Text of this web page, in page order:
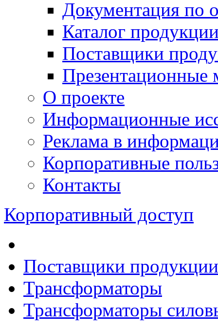
Документация по
Каталог
Поставщики
Презентационные
О проекте
Информационные
Реклама в
Корпоративные
Контакты
Корпоративный доступ
Поставщики
Трансформаторы
Трансформаторы